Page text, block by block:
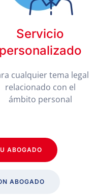
Servicio
personalizado
cualquier tema legal
relacionado con el
ámbito personal
ABOGADO
ABOGADO